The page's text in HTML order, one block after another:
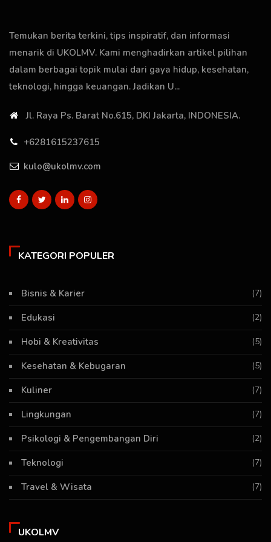
Temukan berita terkini, tips inspiratif, dan informasi
menarik di UKOLMV. Kami menghadirkan artikel pilihan
dalam berbagai topik mulai dari gaya hidup, kesehatan,
teknologi, hingga keuangan. Jadikan U...
Jl. Raya Ps. Barat No.615, DKI Jakarta, INDONESIA.
+6281615237615
kulo@ukolmv.com
KATEGORI POPULER
Bisnis & Karier (7)
Edukasi (2)
Hobi & Kreativitas (5)
Kesehatan & Kebugaran (5)
Kuliner (7)
Lingkungan (7)
Psikologi & Pengembangan Diri (2)
Teknologi (7)
Travel & Wisata (7)
UKOLMV